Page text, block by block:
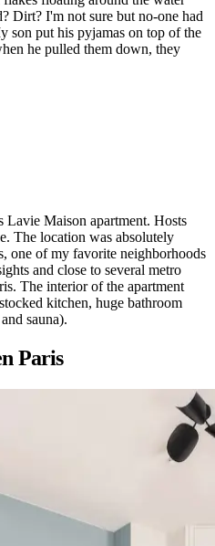
Dirt? I'm not sure but no-one had
son put his pyjamas on top of the
he pulled them down, they
Lavie Maison apartment. Hosts
The location was absolutely
one of my favorite neighborhoods
and close to several metro
The interior of the apartment
kitchen, huge bathroom
sauna).
Paris